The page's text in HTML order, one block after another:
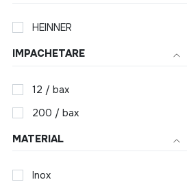
HEINNER
IMPACHETARE
12 / bax
200 / bax
MATERIAL
Inox